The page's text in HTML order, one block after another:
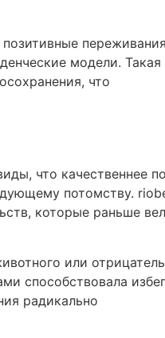
модели. Такая
что
что качественнее
потомству.
которые раньше
или
способствовала
радикально